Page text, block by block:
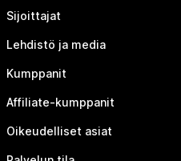
Sijoittajat
Lehdistö ja media
Kumppanit
Affiliate-kumppanit
Oikeudelliset asiat